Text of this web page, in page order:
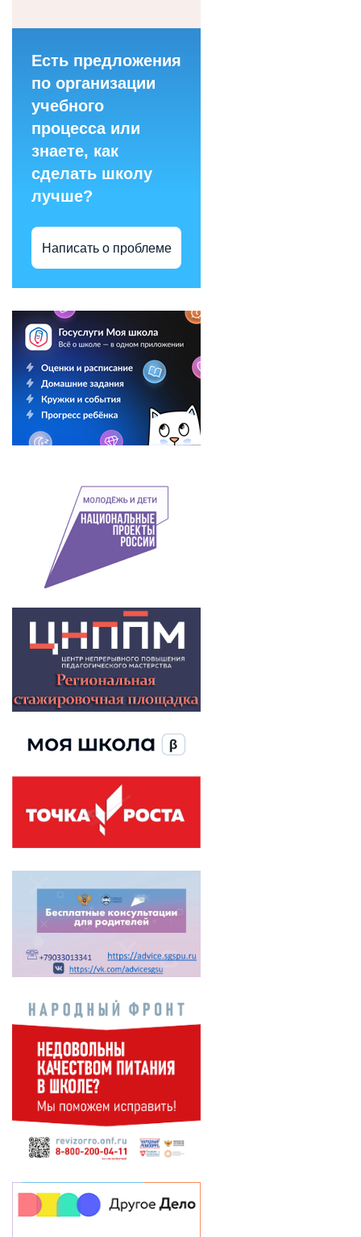
Есть предложения
по организации
учебного
процесса или
знаете, как
сделать школу
лучше?
Написать о проблеме